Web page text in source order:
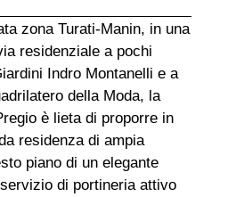
zona Turati-Manin, in una
residenziale a pochi
Indro Montanelli e a
della Moda, la
è lieta di proporre in
residenza di ampia
piano di un elegante
di portineria attivo